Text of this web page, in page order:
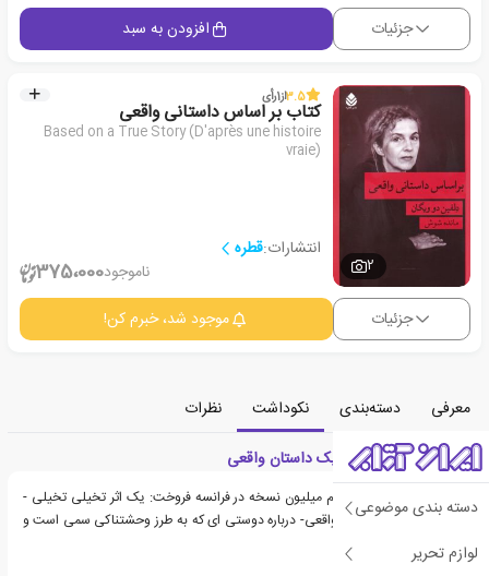
دسته بندی موضوعی
لوازم تحریر
جزئیات افزودن به سبد
2
3.5از1رأی
کتاب بر اساس داستانی واقعی
Based on a True Story (D'après une histoire
vraie)
انتشارات:قطره
ناموجود375،000
جزئیات موجود شد، خبرم کن!
معرفی دسته‌بندی نکوداشت
نظرات
معرفی کتاب بر اساس یک داستان واقعی
موفقیت بین‌المللی که نیم میلیون نسخه در فرانسه فروخت: یک اثر تخیلی تخیلی -
اما بر اساس یک داستان واقعی- درباره دوستی ای که به طرز وحشتناکی سمی است و
نیز ماهیت واقعیت.